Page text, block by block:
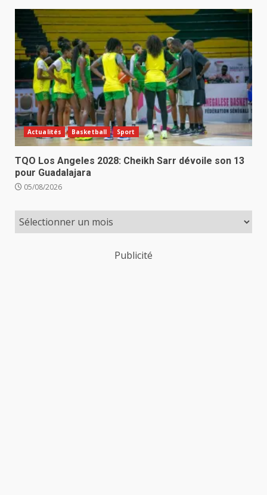
Actualités Basketball Sport
TQO Los Angeles 2028: Cheikh Sarr dévoile son 13
pour Guadalajara
05/08/2026
Publicité